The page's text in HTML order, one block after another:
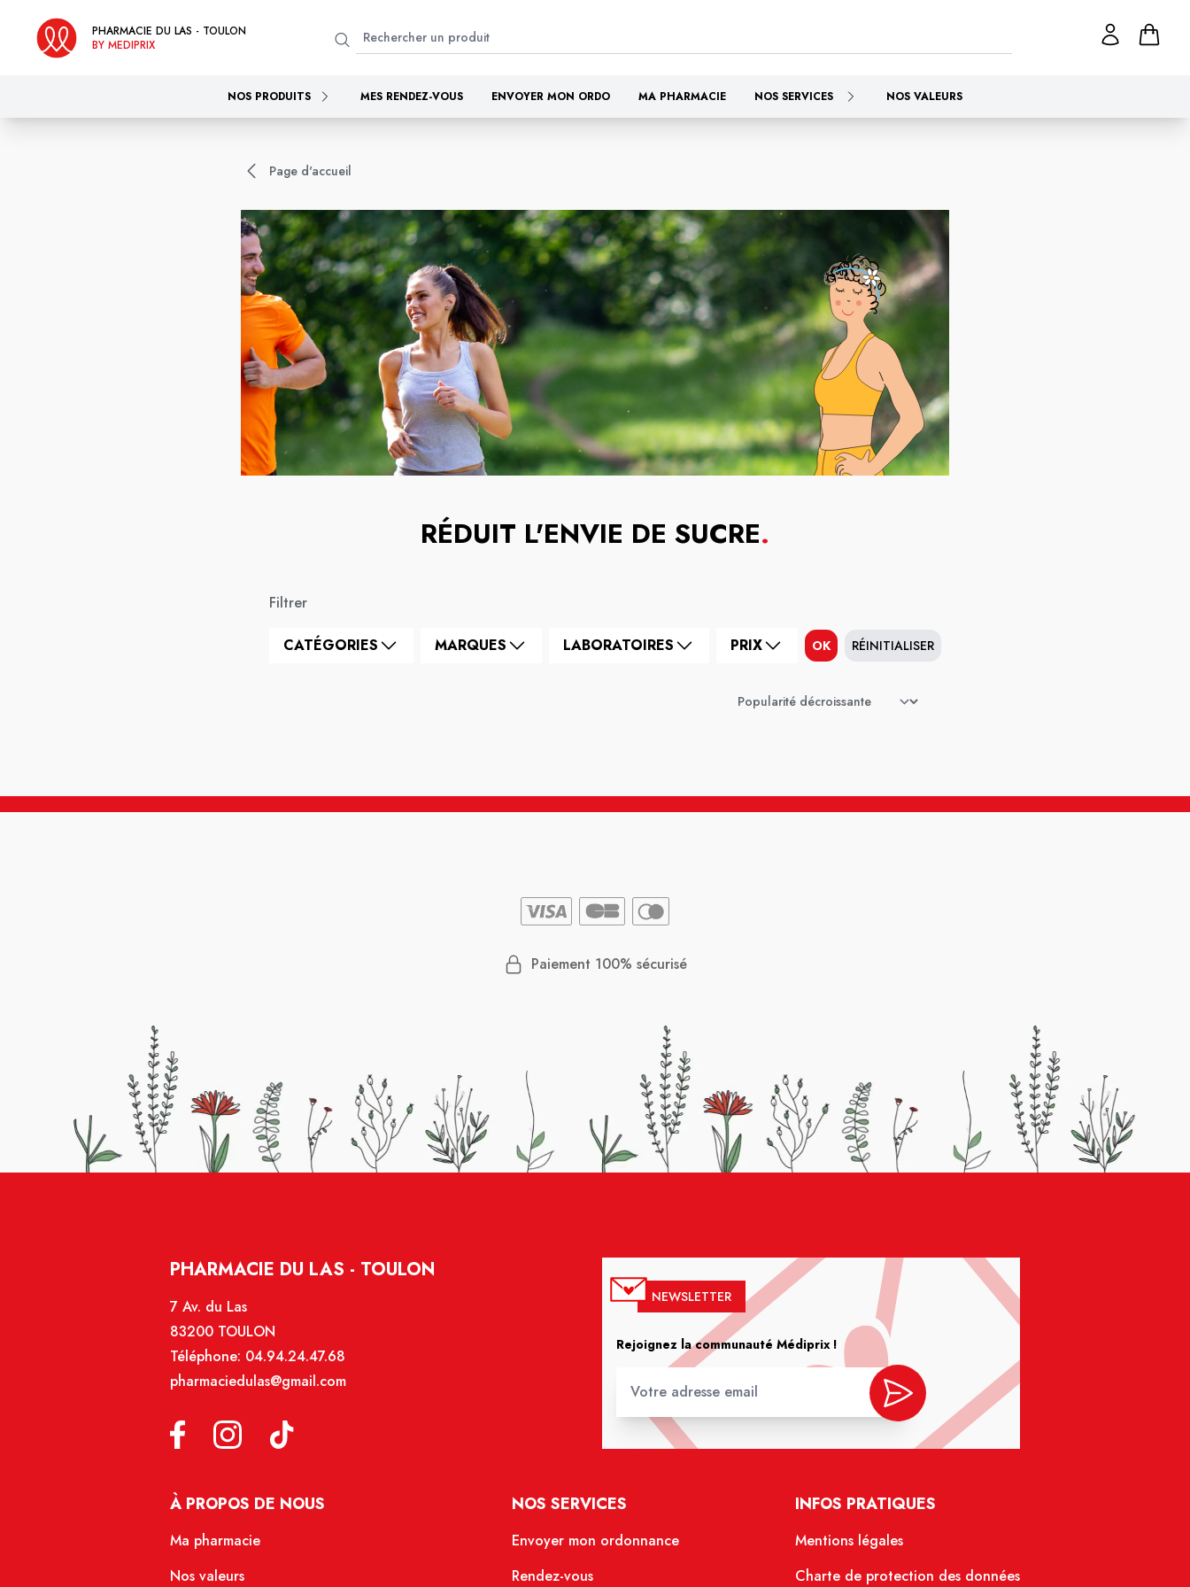
PHARMACIE DU LAS - TOULON
BY MEDIPRIX
NOS PRODUITS MES RENDEZ-VOUS ENVOYER MON ORDO MA PHARMACIE NOS SERVICES NOS VALEURS
Page d'accueil
RÉDUIT L'ENVIE DE SUCRE.
Filtrer
CATÉGORIES MARQUES LABORATOIRES PRIX OK RÉINITIALISER
Paiement 100% sécurisé
PHARMACIE DU LAS - TOULON
7 Av. du Las
83200 TOULON
Téléphone: 04.94.24.47.68
pharmaciedulas@gmail.com
NEWSLETTER
Rejoignez la communauté Médiprix !
À PROPOS DE NOUS
Ma pharmacie
Nos valeurs
NOS SERVICES
Envoyer mon ordonnance
Rendez-vous
INFOS PRATIQUES
Mentions légales
Charte de protection des données